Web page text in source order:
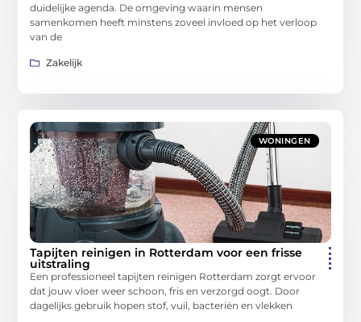
duidelijke agenda. De omgeving waarin mensen
samenkomen heeft minstens zoveel invloed op het verloop
van de
Zakelijk
WONINGEN
Tapijten reinigen in Rotterdam voor een frisse
uitstraling
Een professioneel tapijten reinigen Rotterdam zorgt ervoor
dat jouw vloer weer schoon, fris en verzorgd oogt. Door
dagelijks gebruik hopen stof, vuil, bacteriën en vlekken